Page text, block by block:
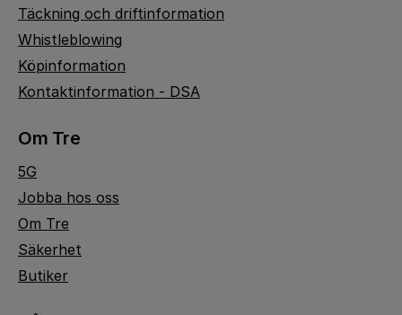
Täckning och driftinformation
Whistleblowing
Köpinformation
Kontaktinformation - DSA
Om Tre
5G
Jobba hos oss
Om Tre
Säkerhet
Butiker